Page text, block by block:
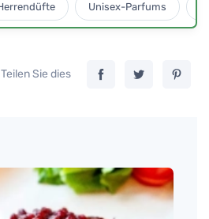
Unisex-Parfums
Teilen Sie dies